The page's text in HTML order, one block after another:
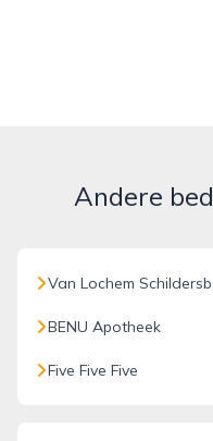
Andere
Van Lochem
BENU Apotheek
Five Five Five